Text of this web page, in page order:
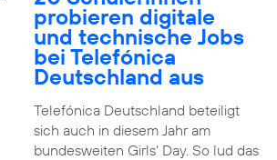
probieren digitale
und technische Jobs
bei Telefónica
Deutschland aus
Telefónica Deutschland beteiligt
sich auch in diesem Jahr am
bundesweiten Girls‘ Day. So lud das